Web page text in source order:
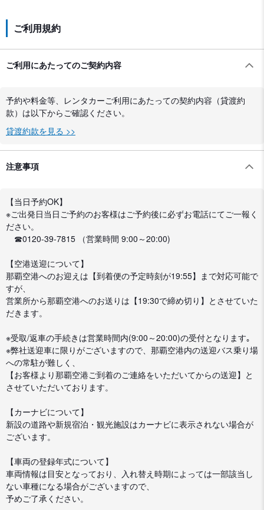
ご利用規約
ご利用にあたってのご契約内容
予約や料金等、レンタカーご利用にあたっての契約内容（貸渡約
款）は以下からご確認ください。
貸渡約款を見る >>
注意事項
【当日予約OK】
※ご出発日当日ご予約のお客様はご予約後に必ずお電話にてご一報く
ださい。
☎0120-39-7815 （営業時間 9:00～20:00)
【空港送迎について】
那覇空港へのお迎えは【到着便の予定時刻が19:55】まで対応可能で
すが、
営業所から那覇空港へのお送りは【19:30で締め切り】とさせていた
だきます。
※受取/返車の手続きは営業時間内(9:00～20:00)の受付となります｡
※弊社送迎車に限りがございますので、那覇空港内の送迎バス乗り場
への常駐が難しく、
【お客様より那覇空港ご到着のご連絡をいただいてからの送迎】と
させていただいております。
【カーナビについて】
新設の道路や新規宿泊・観光施設はカーナビに表示されない場合が
ございます。
【車両の登録年式について】
車両情報は目安となっており、入れ替え時期によっては一部該当し
ない車種になる場合がございますので、
予めご了承ください。